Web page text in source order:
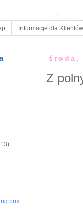
Informacje dla
środa,
Z
box